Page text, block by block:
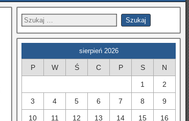
sierpień 2026
P W Ś C P S N
1 2
3 4 5 6 7 8 9
10 11 12 13 14 15 16